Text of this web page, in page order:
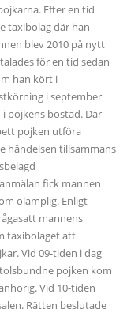
Efter en tid
taxibolag där han
blev 2010 på nytt
för en tid sedan
han kört i
i september
pojkens bostad. Där
pojken utföra
händelsen tillsammans
fick mannen
olämplig. Enligt
mannens
taxibolaget att
Vid 09-tiden i dag
pojken kom
Vid 10-tiden
Rätten beslutade